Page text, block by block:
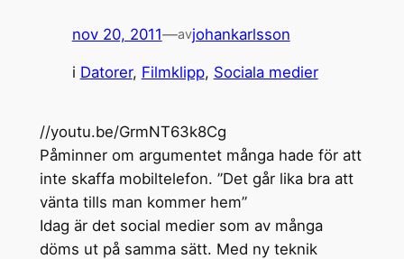
nov 20, 2011—avjohankarlsson
i Datorer, Filmklipp, Sociala medier
//youtu.be/GrmNT63k8Cg
Påminner om argumentet många hade för att
inte skaffa mobiltelefon. ”Det går lika bra att
vänta tills man kommer hem”
Idag är det social medier som av många
döms ut på samma sätt. Med ny teknik